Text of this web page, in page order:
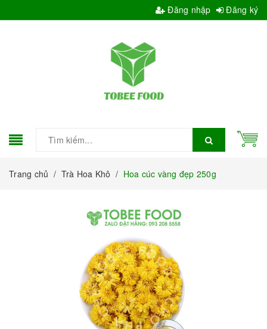
Đăng nhập Đăng ký
Trang chủ / Trà Hoa Khô / Hoa cúc vàng đẹp 250g